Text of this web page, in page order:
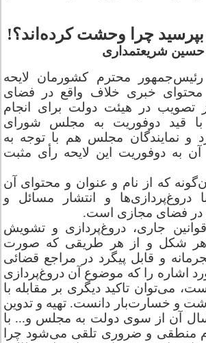
سیستان و بلوچستان
فارس
قزوین
قم
کردستان
کرمان
کرمانشاه
کهگیلویه و بویراحمد
گلستان
بپرسید چرا وحشت کرده‌اند؟!
حسین شریعتمداری
محترم کشورمان لایحه
محتوای خبری خلاف واقع در فضای
تصویب در هیئت دولت برای انجام
با قید دوفوریت به مجلس شورای
و نمایندگان مجلس هم با توجه به
به دوفوریت این لایحه رأی مثبت
که از نام و عنوان و محتوای آن
دروغ‌پردازی‌ها و انتشار مسائل و
در فضای مجازی است.
جاری، دروغ‌پردازی و تشویش
هر شکل و از هر طریقی که صورت
و قابل پیگرد در مراجع قضائی
اشاره را که موضوع آن دروغ‌پردازی
می‌توان تاکید دیگری بر مقابله با
و خسارت‌بار دانست. تهیه و تدوین
آن از سوی دولت به مجلس و... با
منطقی و ضروری تلقی می‌شود چرا